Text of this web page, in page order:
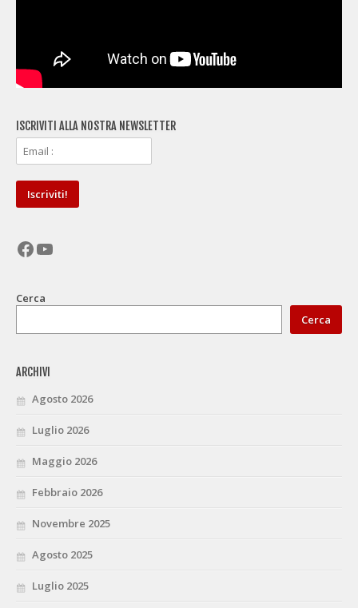
ISCRIVITI ALLA NOSTRA NEWSLETTER
Facebook
YouTube
Cerca
Cerca
ARCHIVI
Agosto 2026
Luglio 2026
Maggio 2026
Febbraio 2026
Novembre 2025
Agosto 2025
Luglio 2025